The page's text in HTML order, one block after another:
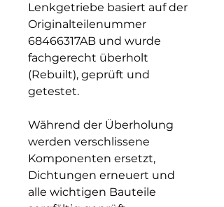
Lenkgetriebe basiert auf der
Originalteilenummer
68466317AB und wurde
fachgerecht überholt
(Rebuilt), geprüft und
getestet.
Während der Überholung
werden verschlissene
Komponenten ersetzt,
Dichtungen erneuert und
alle wichtigen Bauteile